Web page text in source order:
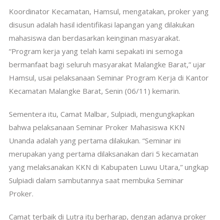
Koordinator Kecamatan, Hamsul, mengatakan, proker yang
disusun adalah hasil identifikasi lapangan yang dilakukan
mahasiswa dan berdasarkan keinginan masyarakat.
“Program kerja yang telah kami sepakati ini semoga
bermanfaat bagi seluruh masyarakat Malangke Barat,” ujar
Hamsul, usai pelaksanaan Seminar Program Kerja di Kantor
Kecamatan Malangke Barat, Senin (06/11) kemarin.
Sementera itu, Camat Malbar, Sulpiadi, mengungkapkan
bahwa pelaksanaan Seminar Proker Mahasiswa KKN
Unanda adalah yang pertama dilakukan. “Seminar ini
merupakan yang pertama dilaksanakan dari 5 kecamatan
yang melaksanakan KKN di Kabupaten Luwu Utara,” ungkap
Sulpiadi dalam sambutannya saat membuka Seminar
Proker.
Camat terbaik di Lutra itu berharap, dengan adanya proker